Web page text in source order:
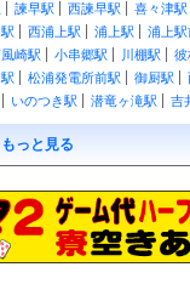
諫早駅 西諫早駅 喜々津駅
西浦上駅 浦上駅 浦上駅
崎駅 小串郷駅 川棚駅 彼
松浦発電所前駅 御厨駅
いのつき駅 潜竜ヶ滝駅 吉
中里駅 皆瀬駅 野中駅
干拓の里駅
島鉄湯江駅 大三東駅 松
深江駅 布津新田駅 布津駅
駅 東大屋駅 口之津駅 白
庫前駅 大橋駅 松山町駅
築町駅 西浜町駅 観光通り
もっと見る